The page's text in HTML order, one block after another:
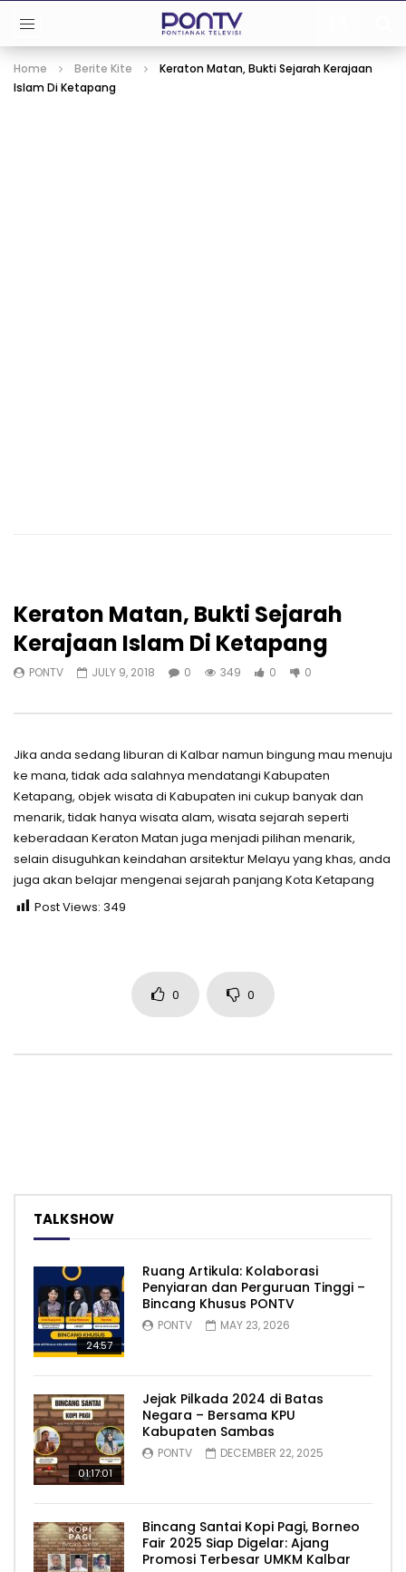
Home Berite Kite
Keraton Matan, Bukti Sejarah Kerajaan
Islam Di Ketapang
Keraton Matan, Bukti Sejarah
Kerajaan Islam Di Ketapang
PONTV JULY 9, 2018 0 349 0 0
Jika anda sedang liburan di Kalbar namun bingung mau menuju
ke mana, tidak ada salahnya mendatangi Kabupaten
Ketapang, objek wisata di Kabupaten ini cukup banyak dan
menarik, tidak hanya wisata alam, wisata sejarah seperti
keberadaan Keraton Matan juga menjadi pilihan menarik,
selain disuguhkan keindahan arsitektur Melayu yang khas, anda
juga akan belajar mengenai sejarah panjang Kota Ketapang
Post Views: 349
0 0
TALKSHOW
24:57
Ruang Artikula: Kolaborasi
Penyiaran dan Perguruan Tinggi –
Bincang Khusus PONTV
PONTV MAY 23, 2026
01:17:01
Jejak Pilkada 2024 di Batas
Negara – Bersama KPU
Kabupaten Sambas
PONTV DECEMBER 22, 2025
Bincang Santai Kopi Pagi, Borneo
Fair 2025 Siap Digelar: Ajang
Promosi Terbesar UMKM Kalbar